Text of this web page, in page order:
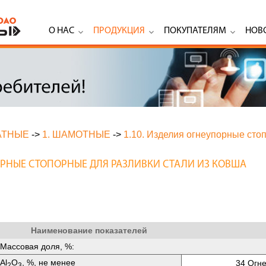
О НАС ПРОДУКЦИЯ ПОКУПАТЕЛЯМ
-> 1. ШАМОТНЫЕ -> 1.10. Изделия огнеупорные
СТОПОРНЫЕ ДЛЯ РАЗЛИВКИ СТАЛИ ИЗ КОВША
Наименование показателей
Массовая доля, %:
Аl O , %, не менее 34